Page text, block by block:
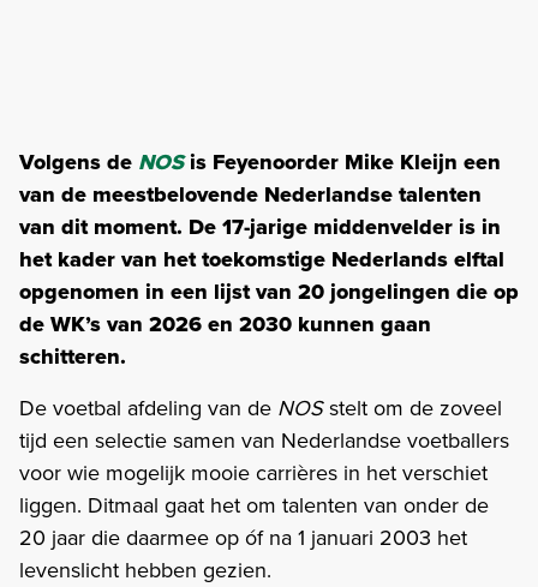
Volgens de NOSis Feyenoorder Mike Kleijn een
van de meestbelovende Nederlandse talenten
van dit moment. De 17-jarige middenvelder is in
het kader van het toekomstige Nederlands elftal
opgenomen in een lijst van 20 jongelingen die op
de WK’s van 2026 en 2030 kunnen gaan
schitteren.
De voetbal afdeling van de NOSstelt om de zoveel
tijd een selectie samen van Nederlandse voetballers
voor wie mogelijk mooie carrières in het verschiet
liggen. Ditmaal gaat het om talenten van onder de
20 jaar die daarmee op óf na 1 januari 2003 het
levenslicht hebben gezien.